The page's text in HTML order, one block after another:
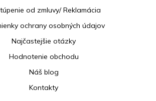
od zmluvy/ Reklamácia
ochrany osobných údajov
Najčastejšie otázky
Hodnotenie obchodu
Náš blog
Kontakty